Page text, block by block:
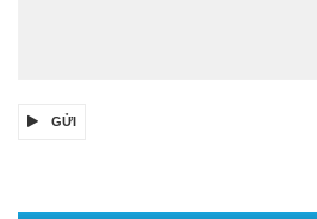
GỬI